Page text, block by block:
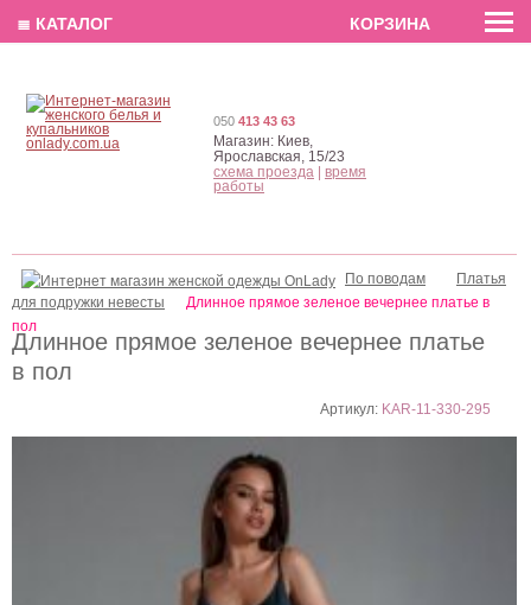
EN РУС
Длинное прямое зеленое вечернее платье
в пол
Артикул: KAR-11-330-295
По поводам
Платья
для подружки невесты
Длинное прямое зеленое вечернее платье в
пол
050 413 43 63
Магазин: Киев,
Ярославская, 15/23
схема проезда
время
работы
≣ КАТАЛОГ КОРЗИНА